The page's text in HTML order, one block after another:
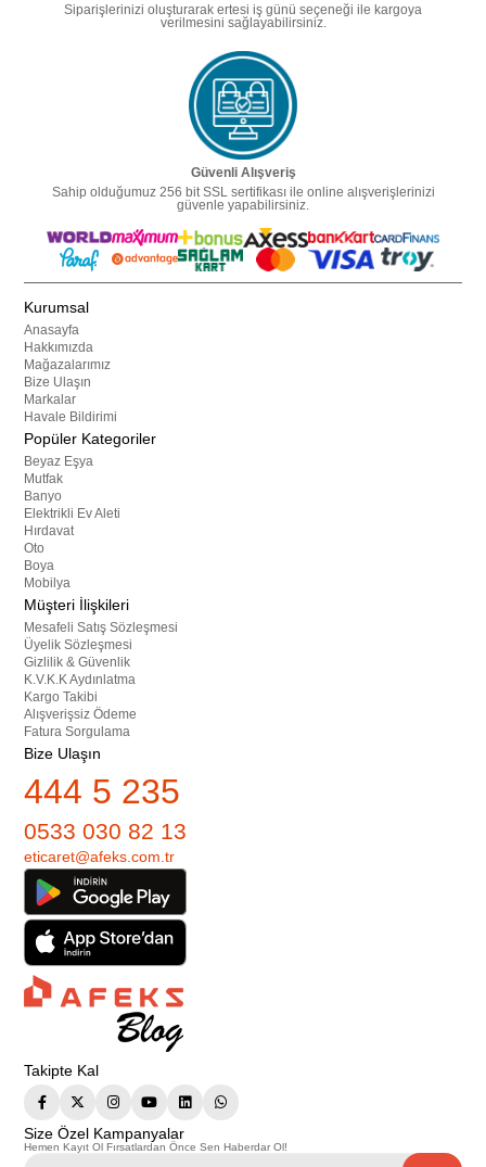
Siparişlerinizi oluşturarak ertesi iş günü seçeneği ile kargoya
verilmesini sağlayabilirsiniz.
Güvenli Alışveriş
Sahip olduğumuz 256 bit SSL sertifikası ile online alışverişlerinizi
güvenle yapabilirsiniz.
Kurumsal
Anasayfa
Hakkımızda
Mağazalarımız
Bize Ulaşın
Markalar
Havale Bildirimi
Popüler Kategoriler
Beyaz Eşya
Mutfak
Banyo
Elektrikli Ev Aleti
Hırdavat
Oto
Boya
Mobilya
Müşteri İlişkileri
Mesafeli Satış Sözleşmesi
Üyelik Sözleşmesi
Gizlilik & Güvenlik
K.V.K.K Aydınlatma
Kargo Takibi
Alışverişsiz Ödeme
Fatura Sorgulama
Bize Ulaşın
444 5 235
0533 030 82 13
eticaret@afeks.com.tr
Takipte Kal
Size Özel Kampanyalar
Hemen Kayıt Ol Fırsatlardan Önce Sen Haberdar Ol!